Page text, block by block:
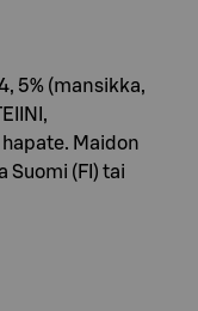
5% (mansikka,
Maidon
Suomi (FI) tai